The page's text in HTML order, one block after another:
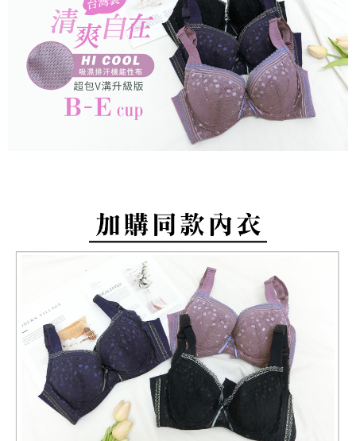
1.本服務係由「台灣大哥大股份有限公司」（以下簡稱本公司）所提供，讓
用戶於交易時，得透過本服務購買商品或服務，並由商店將買賣／分期付款
買賣價金債權讓與本公司後，依約使用本公司帳單繳交帳款。
2.基於同意付款使用「大哥付你分期」之契約關係目的，商店將以您的個人
資料（包含姓名、電話或地址）提供予台灣大哥大進項蒐集、處理及利用，
由本公司與您本人進行分期帳單所需資料之確認、核對及更正。
3.完整用戶服務條款，請詳閱以下連結：https://oppay.tw/userRule
ATM／網路銀行／等多元方式進行付款，方視為交易完成。
※ 請注意：結帳手續完成當下不需立刻繳費，但若您需要取消訂單，請聯絡
購買商品的店家。未經商家同意取消之訂單仍視為有效，需透過AFTEE先享
後付繳納相關費用。
※ 交易是否成功請以「AFTEE先享後付 」之結帳頁面顯示為準，若有關於
是否繳費成功／繳費後需取消欲退款等相關疑問，請聯繫「AFTEE先享後付
客戶支援中心」 https://netprotections.freshdesk.com/support/home
１．透過由恩沛科技股份有限公司提供之「AFTEE先享後付」服務完成之交
易，需依本服務之必要範圍內提供個人資料，並將交易相關給付款項請求債
「AFTEE先享後付」，若未經同意申辦者引起之損失，本公司不負相關責
４．使用「AFTEE先享後付」時，將依據個別帳號之用戶狀況，依本公司即
時審查核予不同之上限額度；若仍有額度不足之情形，本公司將視審查結果
５．嚴禁一人註冊多個帳號或使用他人資訊註冊。若發現惡意使用之情形，
恩沛科技股份有限公司將有權停止該用戶之使用額度並採取法律行動。
每筆NT$80，滿NT$499(含以上)免運費
付款後全家取貨
每筆NT$80，滿NT$499(含以上)免運費
萊爾富取貨付款
每筆NT$80，滿NT$799(含以上)免運費
每筆NT$80，滿NT$799(含以上)免運費
付款後7-11取貨
每筆NT$80，滿NT$799(含以上)免運費
7-11取貨(快速到店)
每筆NT$90
宅配/離島不配送
每筆NT$80，滿NT$890(含以上)免運費
黑貓貨到付款
每筆NT$120